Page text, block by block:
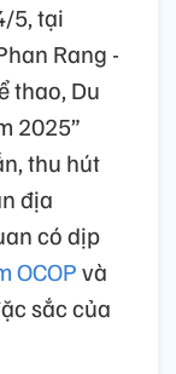
5, tại
Rang -
thao, Du
2025”
thu hút
địa
có dịp
OCOPvà
sắc của